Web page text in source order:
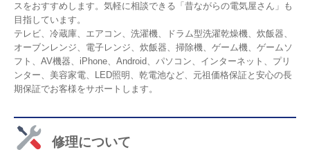
スをおすすめします。気軽に相談できる「昔ながらの電気屋さん」も
目指しています。
テレビ、冷蔵庫、エアコン、洗濯機、ドラム型洗濯乾燥機、炊飯器、
オーブンレンジ、電子レンジ、炊飯器、掃除機、ゲーム機、ゲームソ
フト、AV機器、iPhone、Android、パソコン、インターネット、プリ
ンター、美容家電、LED照明、乾電池など、元祖価格保証と安心の長
期保証でお客様をサポートします。
修理について